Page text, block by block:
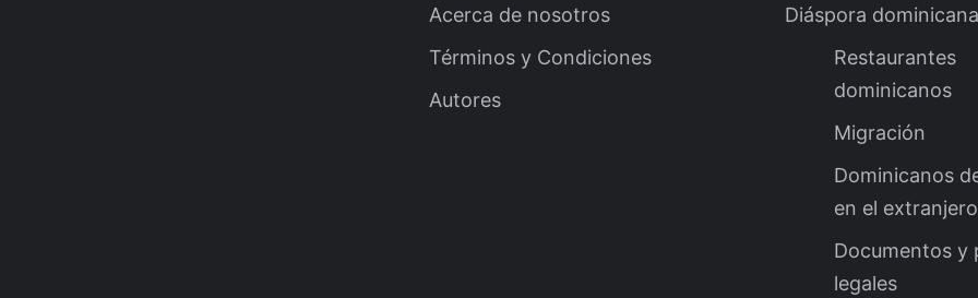
Acerca de nosotros
Términos y Condiciones
Autores
Diáspora dominicana
Restaurantes
dominicanos
Migración
Dominicanos
en el extranjero
Documentos y
legales